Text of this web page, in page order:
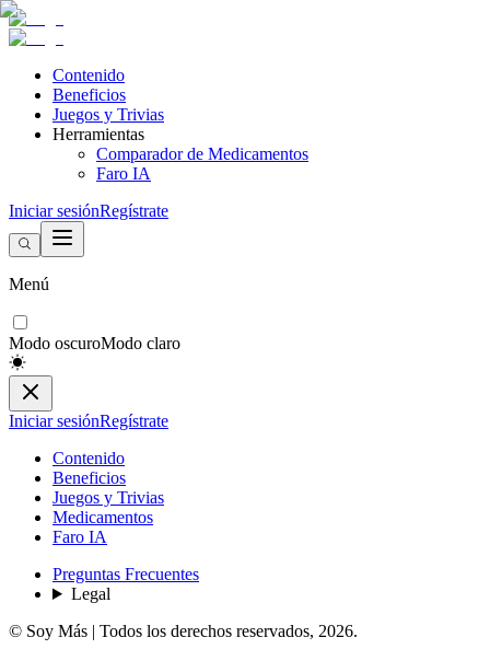
Contenido
Beneficios
Juegos y Trivias
Herramientas
Comparador de Medicamentos
Faro IA
Iniciar sesiónRegístrate
Menú
Modo oscuroModo claro
Iniciar sesiónRegístrate
Contenido
Beneficios
Juegos y Trivias
Medicamentos
Faro IA
Preguntas Frecuentes
Legal
© Soy Más | Todos los derechos reservados, 2026.